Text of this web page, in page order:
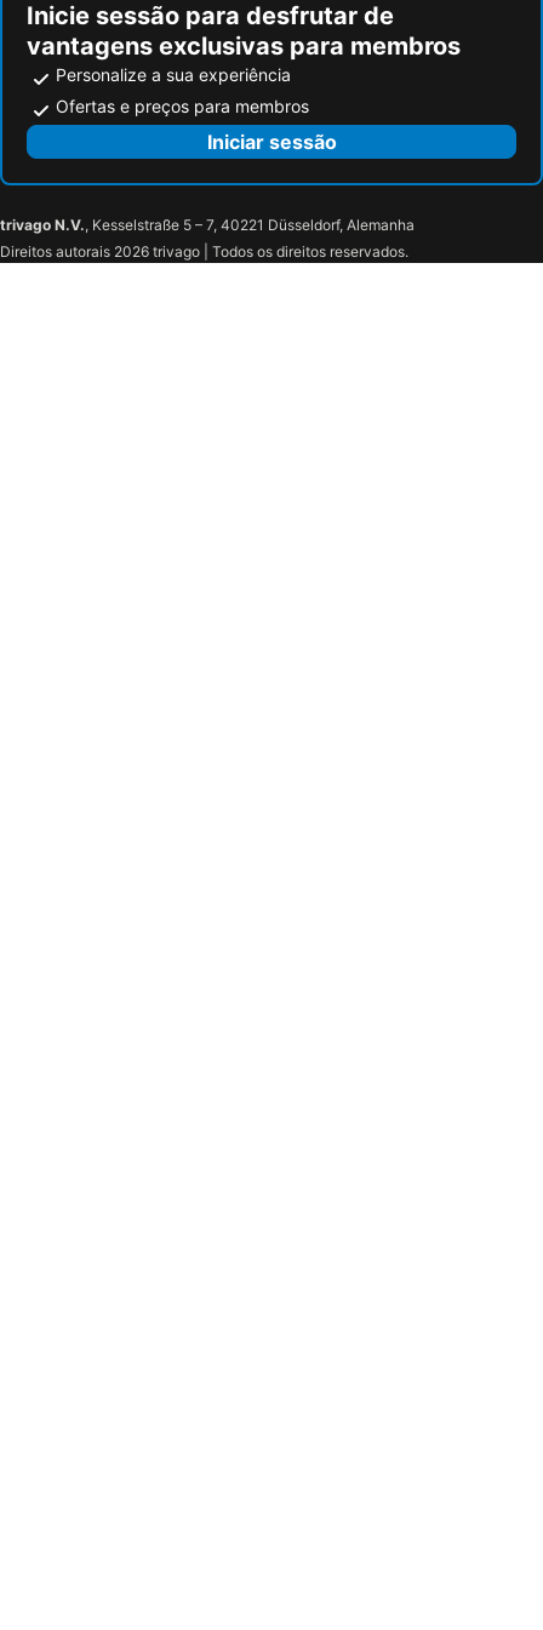
Inicie sessão para desfrutar de
vantagens exclusivas para membros
Personalize a sua experiência
Ofertas e preços para membros
Iniciar sessão
trivago N.V., Kesselstraße 5 – 7, 40221 Düsseldorf, Alemanha
Direitos autorais 2026 trivago | Todos os direitos reservados.